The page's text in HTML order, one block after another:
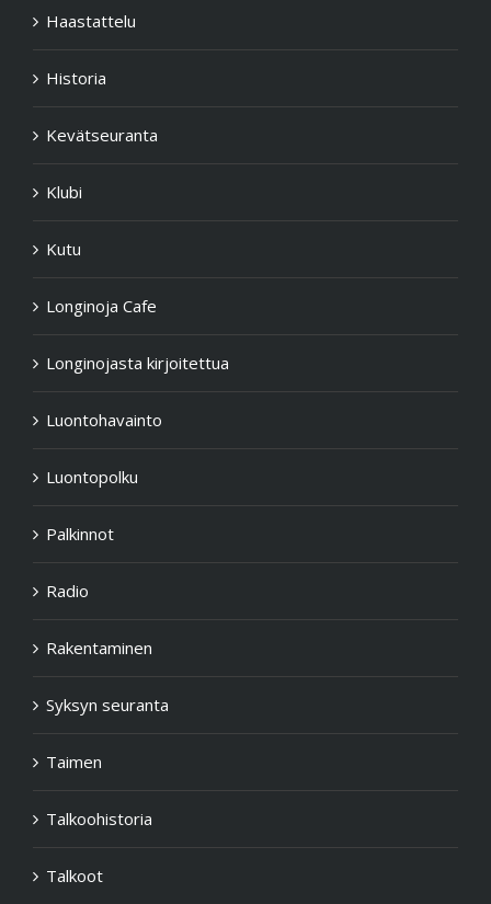
Haastattelu
Historia
Kevätseuranta
Klubi
Kutu
Longinoja Cafe
Longinojasta kirjoitettua
Luontohavainto
Luontopolku
Palkinnot
Radio
Rakentaminen
Syksyn seuranta
Taimen
Talkoohistoria
Talkoot